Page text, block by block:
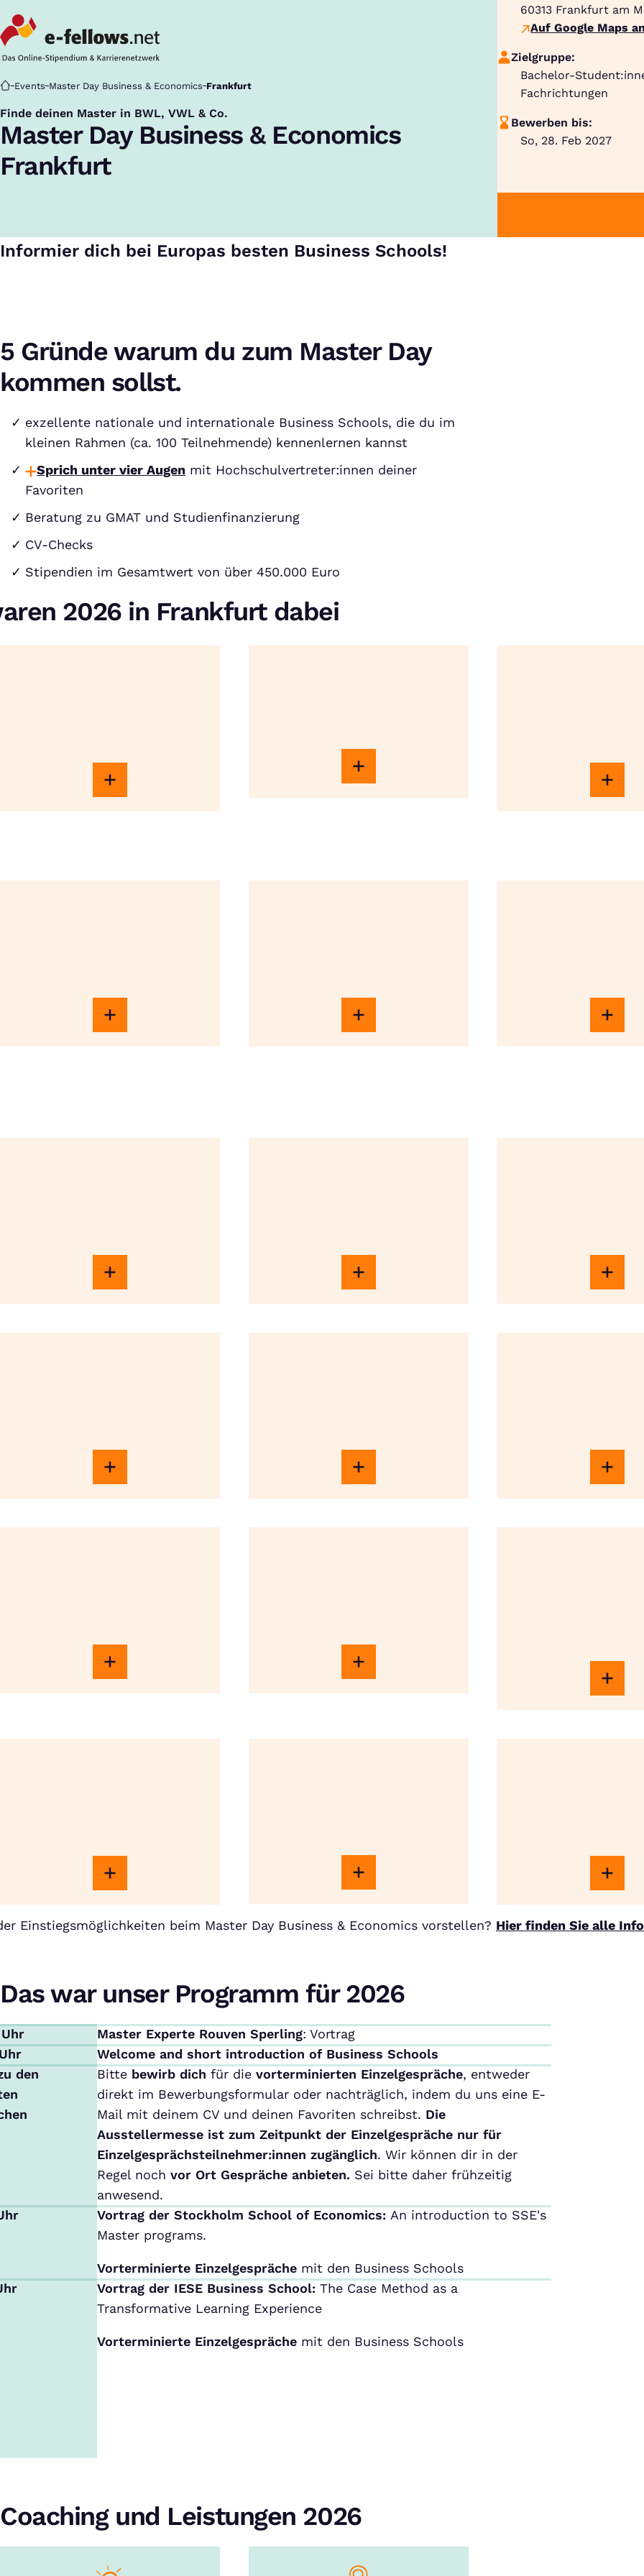
Startseite
Events Master Day Business & Economics Frankfurt
Finde deinen Master in BWL, VWL & Co.
:
Master Day Business & Economics
Frankfurt
60313 Frankfurt am
Auf Google Maps
Zielgruppe:
Bachelor-
Fachrichtungen
Bewerben bis:
So, 28. Feb 2027
Informier dich bei Europas besten Business Schools!
5 Gründe warum du zum Master Day
kommen sollst.
exzellente nationale und internationale Business Schools, die du im
kleinen Rahmen (ca. 100 Teilnehmende) kennenlernen kannst
Sprich unter vier Augen mit Hochschulvertreter:innen deiner
Favoriten
Beratung zu GMAT und Studienfinanzierung
CV-Checks
Stipendien im Gesamtwert von über 450.000 Euro
2026 in Frankfurt dabei
Einstiegsmöglichkeiten beim Master Day Business & Economics vorstellen? Hier finden Sie alle
Das war unser Programm für 2026
Master Experte Rouven Sperling: Vortrag
Welcome and short introduction of Business Schools
den
Bitte bewirb dich für die vorterminierten Einzelgespräche, entweder
direkt im Bewerbungsformular oder nachträglich, indem du uns eine E-
Mail mit deinem CV und deinen Favoriten schreibst. Die
Ausstellermesse ist zum Zeitpunkt der Einzelgespräche nur für
Einzelgesprächsteilnehmer:innen zugänglich. Wir können dir in der
Regel noch vor Ort Gespräche anbieten. Sei bitte daher frühzeitig
anwesend.
Vortrag der Stockholm School of Economics: An introduction to SSE's
Master programs.
Vorterminierte Einzelgesprächemit den Business Schools
Vortrag der IESE Business School: The Case Method as a
Transformative Learning Experience
Vorterminierte Einzelgesprächemit den Business Schools
Coaching und Leistungen 2026